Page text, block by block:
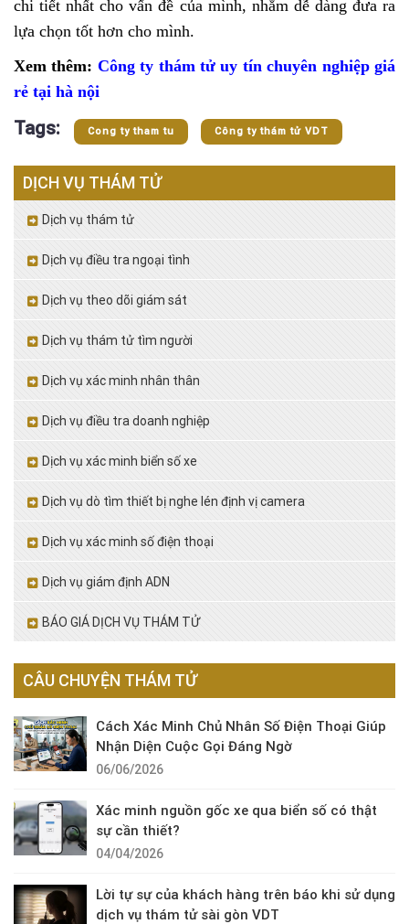
chi tiết nhất cho vấn đề của mình, nhằm dễ dàng đưa ra
lựa chọn tốt hơn cho mình.
Xem thêm: Công ty thám tử uy tín chuyên nghiệp giá
rẻ tại hà nội
Tags: Cong ty tham tu Công ty thám tử VDT
DỊCH VỤ THÁM TỬ
Dịch vụ thám tử
Dịch vụ điều tra ngoại tình
Dịch vụ theo dõi giám sát
Dịch vụ thám tử tìm người
Dịch vụ xác minh nhân thân
Dịch vụ điều tra doanh nghiệp
Dịch vụ xác minh biển số xe
Dịch vụ dò tìm thiết bị nghe lén định vị camera
Dịch vụ xác minh số điện thoại
Dịch vụ giám định ADN
BÁO GIÁ DỊCH VỤ THÁM TỬ
CÂU CHUYỆN THÁM TỬ
Cách Xác Minh Chủ Nhân Số Điện Thoại Giúp
Nhận Diện Cuộc Gọi Đáng Ngờ
06/06/2026
Xác minh nguồn gốc xe qua biển số có thật
sự cần thiết?
04/04/2026
Lời tự sự của khách hàng trên báo khi sử dụng
dịch vụ thám tử sài gòn VDT